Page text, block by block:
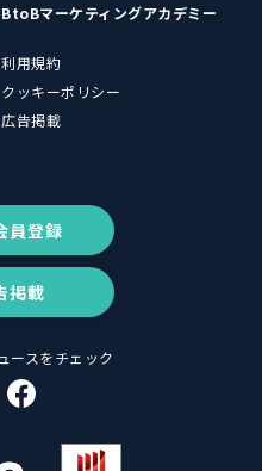
BtoBマーケティングアカデミー
利用規約
クッキーポリシー
広告掲載
員登録
掲載
ースをチェック